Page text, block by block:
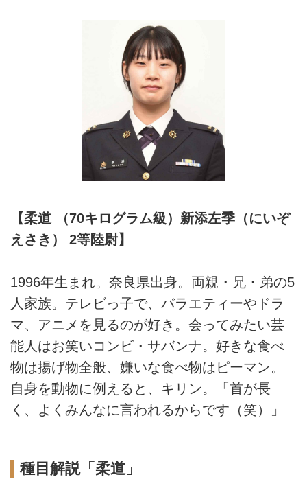
【柔道 （70キログラム級）新添左季（にいぞ
えさき） 2等陸尉】
1996年生まれ。奈良県出身。両親・兄・弟の5
人家族。テレビっ子で、バラエティーやドラ
マ、アニメを見るのが好き。会ってみたい芸
能人はお笑いコンビ・サバンナ。好きな食べ
物は揚げ物全般、嫌いな食べ物はピーマン。
自身を動物に例えると、キリン。「首が長
く、よくみんなに言われるからです（笑）」
種目解説「柔道」